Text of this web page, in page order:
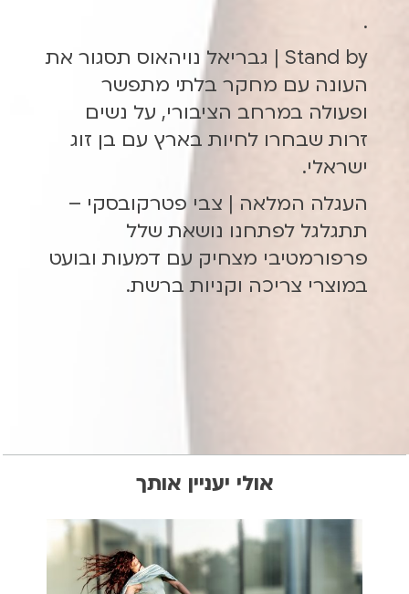
.
Stand by | גבריאל נויהאוס תסגור את
העונה עם מחקר בלתי מתפשר
ופעולה במרחב הציבורי, על נשים
זרות שבחרו לחיות בארץ עם בן זוג
ישראלי.
העגלה המלאה | צבי פטרקובסקי –
תתגלגל לפתחנו נושאת שלל
פרפורמטיבי מצחיק עם דמעות ובועט
במוצרי צריכה וקניות ברשת.
אולי יעניין אותך